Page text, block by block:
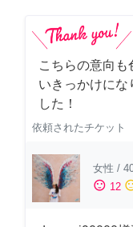
こちらの意向も
いきっかけにな
した！
依頼されたチケット
女性 /
sentiment_satisfied 12